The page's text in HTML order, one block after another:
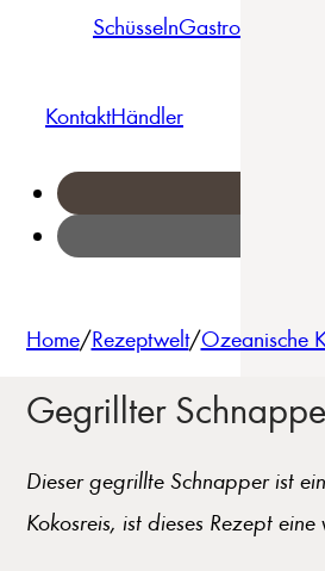
SchüsselnGastro
KontaktHändler
Home/Rezeptwelt/Ozeanische
Gegrillter
Dieser gegrillte Schnapper ist
Kokosreis, ist dieses Rezept